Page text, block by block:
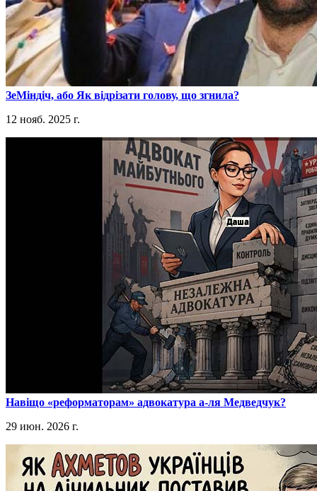
​ЗеМіндіч, або Як відрізати голову, що згнила?
12 нояб. 2025 г.
​Навіщо «реформаторам» адвокатура а-ля Медведчук?
29 июн. 2026 г.